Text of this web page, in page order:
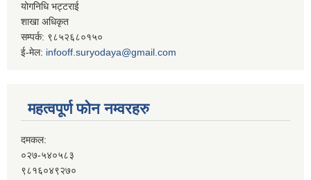
योगनिधि भट्टराई
शाखा अधिकृत
सम्पर्क: ९८५२६८०१५०
ई-मेल: infooff.suryodaya@gmail.com
महत्वपूर्ण फोन नम्वरहरु
दमकल:
०२७-५४०५८३
९८१६०४९२७०